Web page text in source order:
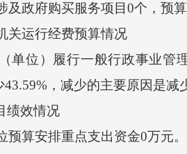
政府购买服务项目0个，预算
运行经费预算情况
位）履行一般行政事业管
，减少的主要原因是减
效情况
算安排重点支出资金0万元。